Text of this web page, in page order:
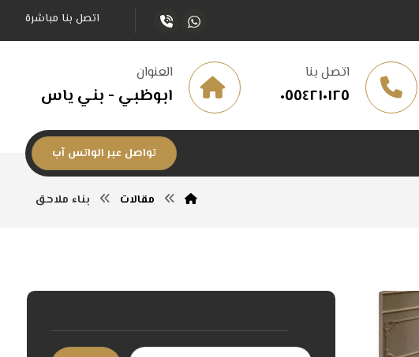
اتصل بنا مباشرة
العنوان
ابوظبي - بني ياس
اتصل بنا
٠٥٥٤٢١٠١٢٥
تواصل عبر الواتس آب
مقالات بناء ملاحق